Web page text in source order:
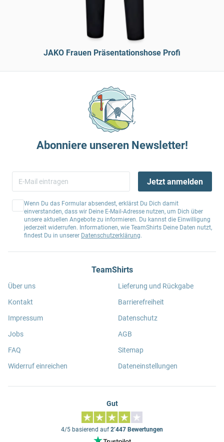
JAKO Frauen Präsentationshose Profi
Abonniere unseren Newsletter!
Jetzt anmelden
Wenn Du das Formular absendest, erklärst Du Dich damit
einverstanden, dass wir Deine E-Mail-Adresse nutzen, um Dich über
unsere aktuellen Angebote zu informieren. Du kannst die Einwilligung
jederzeit widerrufen. Informationen, wie TeamShirts Deine Daten nutzt,
findest Du in unserer Datenschutzerklärung.
TeamShirts
Über uns
Kontakt
Impressum
Jobs
FAQ
Widerruf einreichen
Lieferung und Rückgabe
Barrierefreiheit
Datenschutz
AGB
Sitemap
Dateneinstellungen
Gut
4/5 basierend auf2’447 Bewertungen